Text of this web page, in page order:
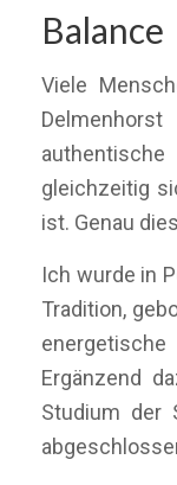
Balance
Viele
gleichzeitig
ist. Genau
Ich wurde in
Tradition,
Ergänzend
Studium der